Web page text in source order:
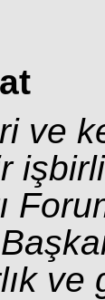
ve
ve